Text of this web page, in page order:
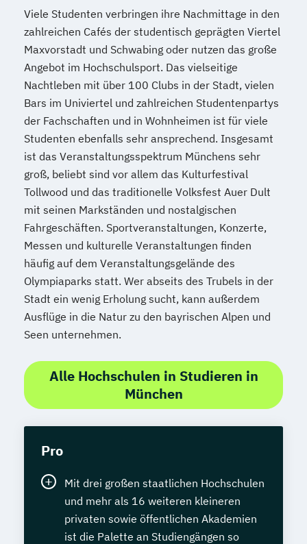
Verfahrenstechnik
Zukunftsmanagement
Viele Studenten verbringen ihre Nachmittage in den
zahlreichen Cafés der studentisch geprägten Viertel
Maxvorstadt und Schwabing oder nutzen das große
Angebot im Hochschulsport. Das vielseitige
Nachtleben mit über 100 Clubs in der Stadt, vielen
Bars im Univiertel und zahlreichen Studentenpartys
der Fachschaften und in Wohnheimen ist für viele
Studenten ebenfalls sehr ansprechend. Insgesamt
ist das Veranstaltungsspektrum Münchens sehr
groß, beliebt sind vor allem das Kulturfestival
Tollwood und das traditionelle Volksfest Auer Dult
mit seinen Markständen und nostalgischen
Fahrgeschäften. Sportveranstaltungen, Konzerte,
Messen und kulturelle Veranstaltungen finden
häufig auf dem Veranstaltungsgelände des
Olympiaparks statt. Wer abseits des Trubels in der
Stadt ein wenig Erholung sucht, kann außerdem
Ausflüge in die Natur zu den bayrischen Alpen und
Seen unternehmen.
Alle Hochschulen in Studieren in
München
Pro
Mit drei großen staatlichen Hochschulen
und mehr als 16 weiteren kleineren
privaten sowie öffentlichen Akademien
ist die Palette an Studiengängen so